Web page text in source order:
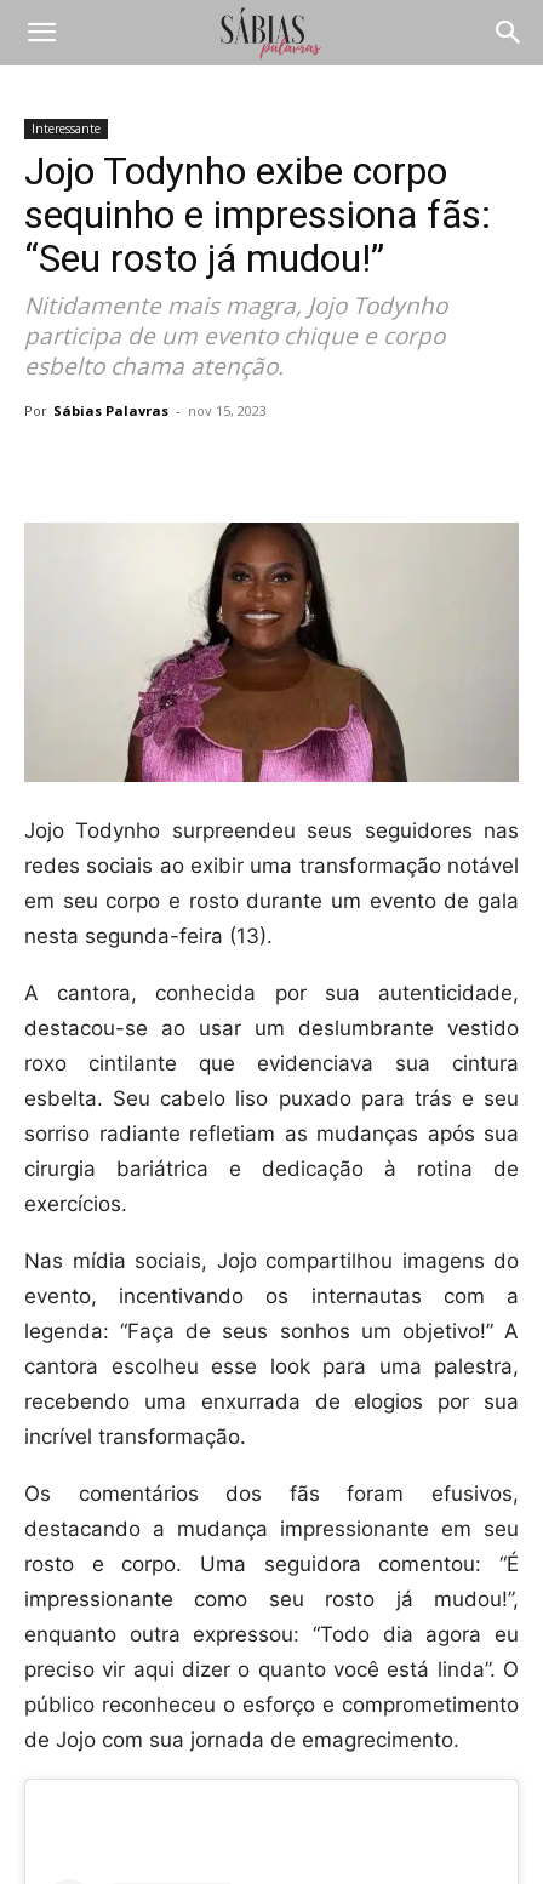
Interessante
Jojo Todynho exibe corpo
sequinho e impressiona fãs:
“Seu rosto já mudou!”
Nitidamente mais magra, Jojo Todynho
participa de um evento chique e corpo
esbelto chama atenção.
Por Sábias Palavras - nov 15, 2023
Jojo Todynho surpreendeu seus seguidores nas
redes sociais ao exibir uma transformação notável
em seu corpo e rosto durante um evento de gala
nesta segunda-feira (13).
A cantora, conhecida por sua autenticidade,
destacou-se ao usar um deslumbrante vestido
roxo cintilante que evidenciava sua cintura
esbelta. Seu cabelo liso puxado para trás e seu
sorriso radiante refletiam as mudanças após sua
cirurgia bariátrica e dedicação à rotina de
exercícios.
Nas mídia sociais, Jojo compartilhou imagens do
evento, incentivando os internautas com a
legenda: “Faça de seus sonhos um objetivo!” A
cantora escolheu esse look para uma palestra,
recebendo uma enxurrada de elogios por sua
incrível transformação.
Os comentários dos fãs foram efusivos,
destacando a mudança impressionante em seu
rosto e corpo. Uma seguidora comentou: “É
impressionante como seu rosto já mudou!”,
enquanto outra expressou: “Todo dia agora eu
preciso vir aqui dizer o quanto você está linda”. O
público reconheceu o esforço e comprometimento
de Jojo com sua jornada de emagrecimento.